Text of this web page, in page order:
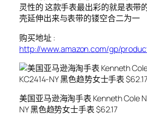
灵性的 这款手表最出彩的就是表带
壳延伸出来与表带的镂空合二为一
购买地址 :
http://www.amazon.com/gp/
美国亚马逊海淘手表 Kenneth Cole
NY 黑色趋势女士手表 $62.17